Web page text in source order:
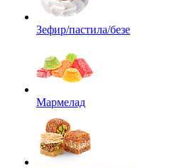
Зефир/пастила/безе
Мармелад